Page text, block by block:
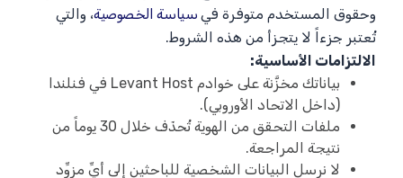
وحقوق المستخدم متوفرة في سياسة الخصوصية، والتي
تُعتبر جزءاً لا يتجزأ من هذه الشروط.
الالتزامات الأساسية:
بياناتك مخزَّنة على خوادم Levant Host في فنلندا
(داخل الاتحاد الأوروبي).
ملفات التحقق من الهوية تُحذَف خلال 30 يوماً من
نتيجة المراجعة.
لا نرسل البيانات الشخصية للباحثين إلى أيِّ مزوِّد